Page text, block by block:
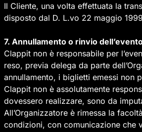
Il Cliente, una volta effettuata la
disposto dal D. L.vo 22 maggio
7. Annullamento o rinvio
Clappit non è responsabile per
reso, previa delega da parte
annullamento, i biglietti emessi non
Clappit non è assolutamente
dovessero realizzare, sono da
All’Organizzatore è rimessa la
condizioni, con comunicazione che